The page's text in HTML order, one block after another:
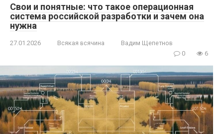
Свои и понятные: что такое операционная
система российской разработки и зачем она
нужна
27.01.2026 Всякая всячина
Вадим Щепетнов
0
6